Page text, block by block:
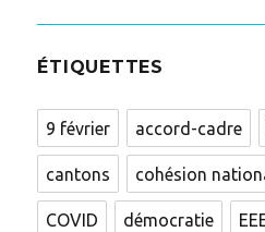
ÉTIQUETTES
9 février accord-cadre
cantons cohésion
COVID démocratie